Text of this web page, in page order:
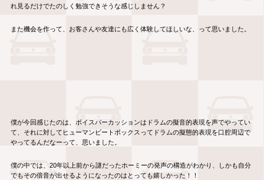
れ見るだけでたのしく勉強できそうな感じしません？
また機会を作って、お客さんや友達にも広く体験してほしいな、って思いました。
僕が今回感じたのは、ボイスパーカッションはドラムの擬音的表現を声でやってい
て、それに対してヒューマンビートボックスってドラムの擬態的表現を口腔周辺で
やってるんだなーって、思いました。
僕の中では、20年以上前から謎だったホーミーの発声の構造がわかり、しかも自分
でもその倍音が出せるようになったのはとっても嬉しかった！！